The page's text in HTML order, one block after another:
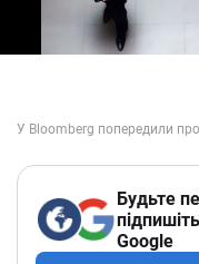
Будьте
Google